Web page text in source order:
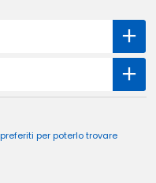
per poterlo trovare